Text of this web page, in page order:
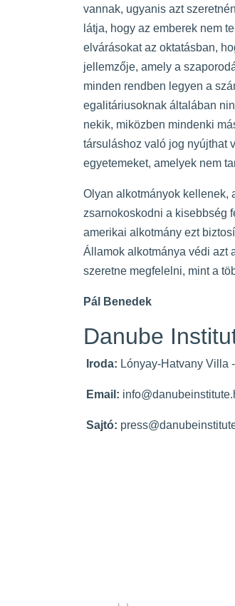
vannak, ugyanis azt
látja, hogy az emberek nem
elvárásokat az oktatásban,
jellemzője, amely a
minden rendben legyen a
egalitáriusoknak általában
nekik, miközben mindenki
társuláshoz való jog nyújthat
egyetemeket, amelyek nem
Olyan alkotmányok kellenek,
zsarnokoskodni a kisebbség
amerikai alkotmány ezt
Államok alkotmánya védi azt
szeretne megfelelni, mint a
Pál Benedek
Danube
Iroda: Lónyay-Hatvany Villa
Email:
Sajtó: